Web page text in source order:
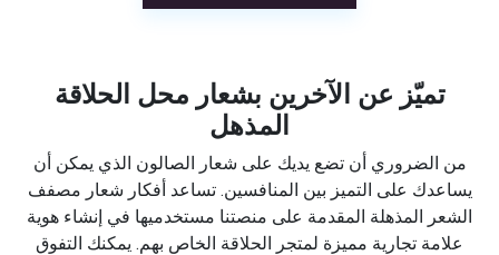
تميّز عن الآخرين بشعار محل الحلاقة
المذهل
من الضروري أن تضع يديك على شعار الصالون الذي يمكن أن
يساعدك على التميز بين المنافسين. تساعد أفكار شعار مصفف
الشعر المذهلة المقدمة على منصتنا مستخدميها في إنشاء هوية
علامة تجارية مميزة لمتجر الحلاقة الخاص بهم. يمكنك التفوق